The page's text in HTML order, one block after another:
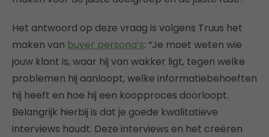
Het antwoord op deze vraag is volgens Truus het
maken van buyer persona’s: “Je moet weten wie
jouw klant is, waar hij van wakker ligt, tegen welke
problemen hij aanloopt, welke informatiebehoeften
hij heeft en hoe hij een koopproces doorloopt.
Belangrijk hierbij is dat je goede kwalitatieve
interviews houdt. Deze interviews en het creëren